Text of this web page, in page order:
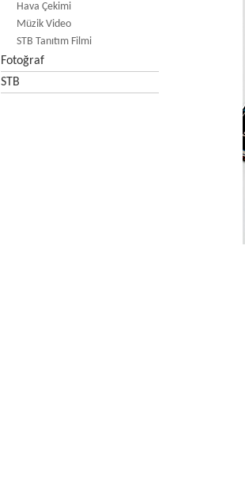
Hava Çekimi
Müzik Video
STB Tanıtım Filmi
Fotoğraf
STB